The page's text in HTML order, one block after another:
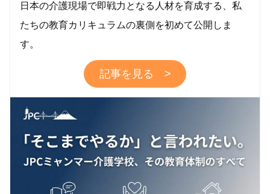
日本の介護現場で即戦力となる人材を育成する、私
たちの教育カリキュラムの裏側を初めて公開しま
す。
記事を見る >